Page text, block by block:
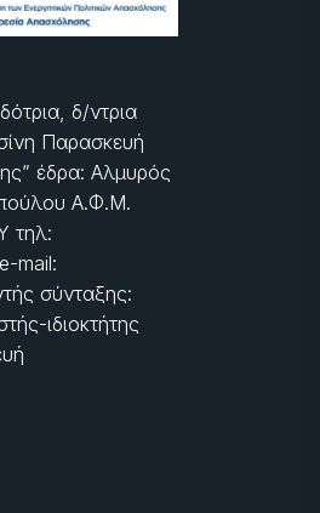
δ/ντρια
Παρασκευή
έδρα: Αλμυρός
Α.Φ.Μ.
τηλ:
mail:
σύνταξης:
ιδιοκτήτης